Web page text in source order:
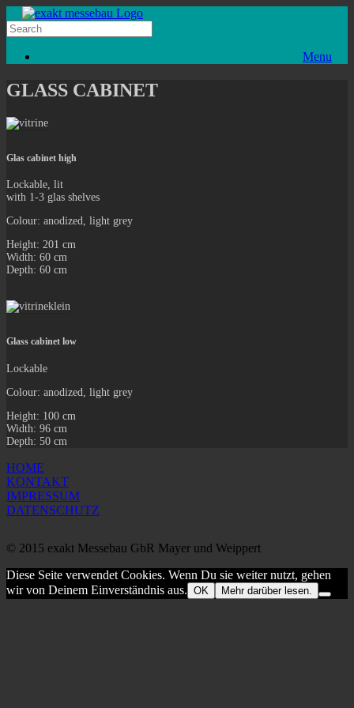
Menu
GLASS CABINET
Glas cabinet high
Lockable, lit
with 1-3 glas shelves
Colour: anodized, light grey
Height: 201 cm
Width: 60 cm
Depth: 60 cm
Glass cabinet low
Lockable
Colour: anodized, light grey
Height: 100 cm
Width: 96 cm
Depth: 50 cm
HOME
KONTAKT
IMPRESSUM
DATENSCHUTZ
© 2015 exakt Messebau GbR Mayer und Weippert
Diese Seite verwendet Cookies. Wenn Du sie weiter nutzt, gehen
wir von Deinem Einverständnis aus. OK Mehr darüber lesen.